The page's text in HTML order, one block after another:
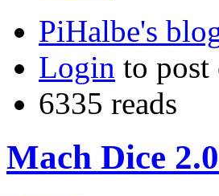
PiHalbe's
Login to post
6335 reads
Mach Dice 2.0